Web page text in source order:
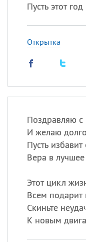
Пусть этот
Открытка
Поздравляю с
И желаю
Пусть
Вера в
Этот цикл
Всем подарит
Скиньте
К новым